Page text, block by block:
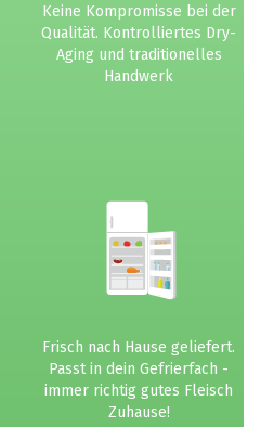
Keine Kompromisse bei der
Qualität. Kontrolliertes Dry-
Aging und traditionelles
Handwerk
Frisch nach Hause geliefert.
Passt in dein Gefrierfach -
immer richtig gutes Fleisch
Zuhause!